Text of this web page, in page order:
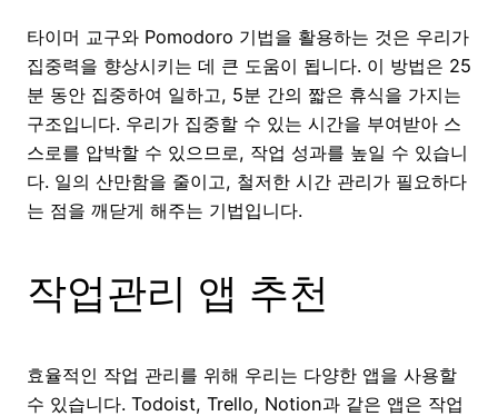
타이머 교구와 Pomodoro 기법을 활용하는 것은 우리가
집중력을 향상시키는 데 큰 도움이 됩니다. 이 방법은 25
분 동안 집중하여 일하고, 5분 간의 짧은 휴식을 가지는
구조입니다. 우리가 집중할 수 있는 시간을 부여받아 스
스로를 압박할 수 있으므로, 작업 성과를 높일 수 있습니
다. 일의 산만함을 줄이고, 철저한 시간 관리가 필요하다
는 점을 깨닫게 해주는 기법입니다.
작업관리 앱 추천
효율적인 작업 관리를 위해 우리는 다양한 앱을 사용할
수 있습니다. Todoist, Trello, Notion과 같은 앱은 작업